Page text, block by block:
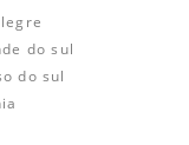
do sul
do sul